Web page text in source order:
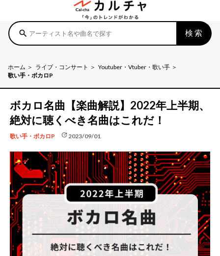
search 検索
ホーム ライブ・コンサート
Youtuber・Vtuber・歌い手
歌い手・ボカロP
ボカロ名曲【楽曲解説】2022年上半期、
絶対に聴くべき名曲はこれだ！
歌い手・ボカロP update 2023/09/01